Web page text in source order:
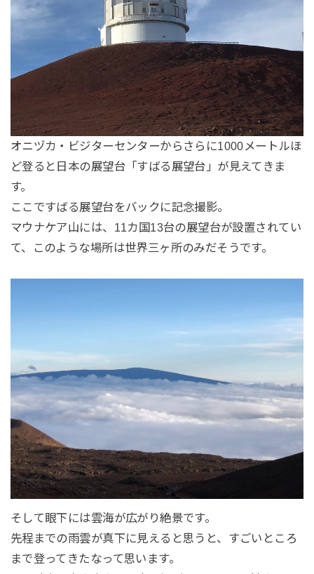
オニヅカ・ビジターセンターからさらに1000メートルほ
ど登ると日本の展望台「すばる展望台」が見えてきま
す。
ここですばる展望台をバックに記念撮影。
マウナケア山には、11カ国13台の展望台が設置されてい
て、このような場所は世界三ヶ所のみだそうです。
そして眼下には雲海が広がり絶景です。
先程までの雨雲が真下に見えると思うと、すごいところ
まで登ってきたなって思います。